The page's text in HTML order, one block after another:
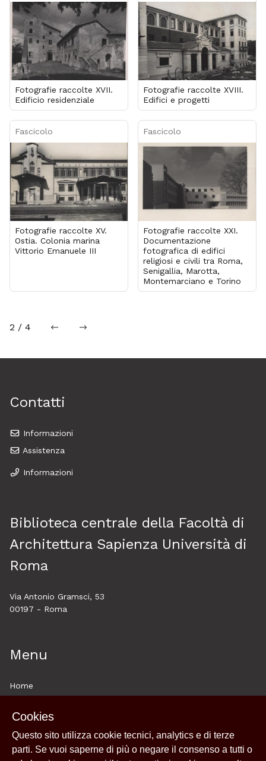
Fotografie raccolte XVII.
Edificio residenziale
Fotografie raccolte XVIII.
Edifici e progetti
Fascicolo
Fotografie raccolte XV.
Ostia. Colonia marina
Vittorio Emanuele III
Fascicolo
Fotografie raccolte XXI.
Documentazione
fotografica di edifici
religiosi e civili tra Roma,
Senigallia, Marotta,
Montemarciano e Torino
2 / 4 precedentesuccessiva
Contatti
Informazioni
Assistenza
Informazioni
Biblioteca centrale della Facoltà di
Architettura Sapienza Università di
Roma
Via Antonio Gramsci, 53
00197 - Roma
Menu
Home
Esplora
Historytelling
Cookie policy e utilizzo
Cookies
Questo sito utilizza cookie tecnici, analytics e di terze
parti. Se vuoi saperne di più o negare il consenso a tutti o